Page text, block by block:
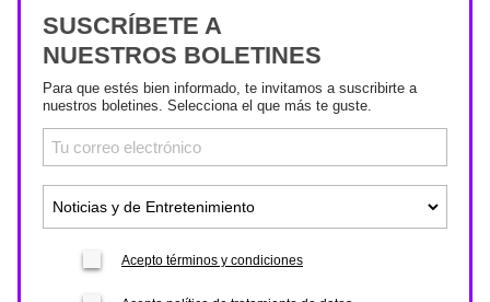
SUSCRÍBETE A
NUESTROS BOLETINES
Para que estés bien informado, te invitamos a suscribirte a
nuestros boletines. Selecciona el que más te guste.
Acepto términos y condiciones